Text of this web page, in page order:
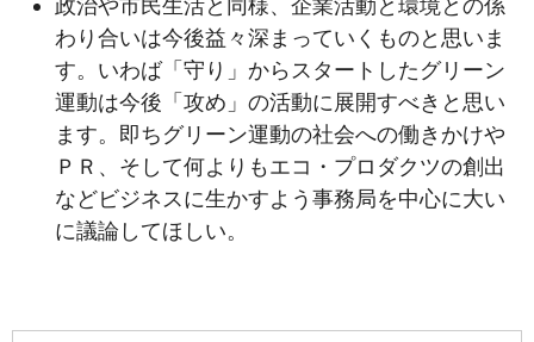
政治や市民生活と同様、企業活動と環境との係
わり合いは今後益々深まっていくものと思いま
す。いわば「守り」からスタートしたグリーン
運動は今後「攻め」の活動に展開すべきと思い
ます。即ちグリーン運動の社会への働きかけや
ＰＲ、そして何よりもエコ・プロダクツの創出
などビジネスに生かすよう事務局を中心に大い
に議論してほしい。